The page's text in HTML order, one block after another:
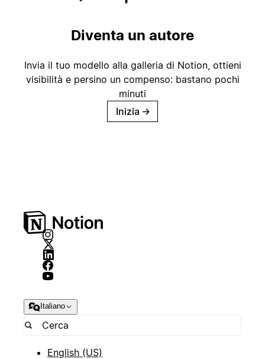
Diventa un autore
Invia il tuo modello alla galleria di Notion, ottieni
visibilità e persino un compenso: bastano pochi
minuti
Inizia →
Italiano
English (US)